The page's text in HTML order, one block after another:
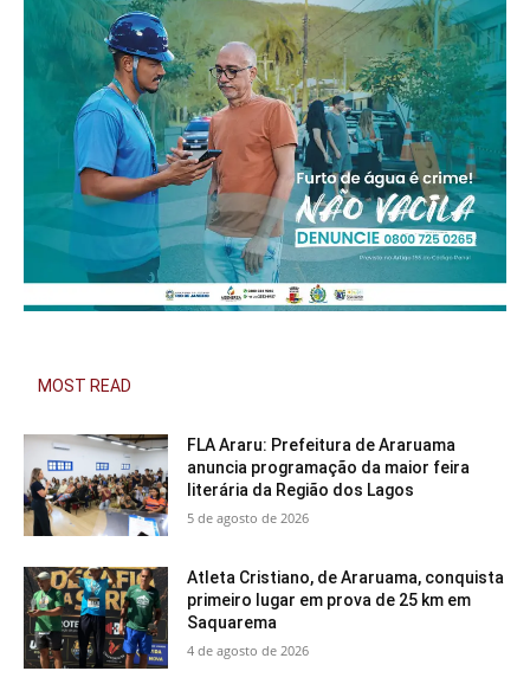
MOST READ
FLA Araru: Prefeitura de Araruama
anuncia programação da maior feira
literária da Região dos Lagos
5 de agosto de 2026
Atleta Cristiano, de Araruama, conquista
primeiro lugar em prova de 25 km em
Saquarema
4 de agosto de 2026